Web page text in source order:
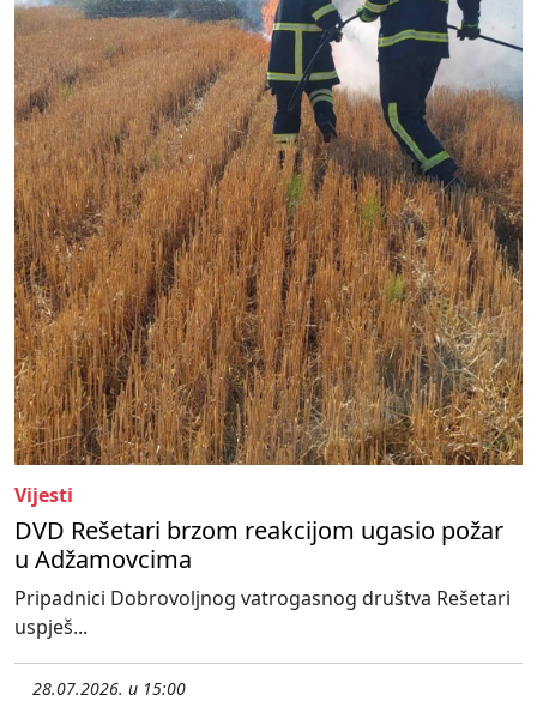
Vijesti
DVD Rešetari brzom reakcijom ugasio požar
u Adžamovcima
Pripadnici Dobrovoljnog vatrogasnog društva Rešetari
uspješ...
28.07.2026. u 15:00